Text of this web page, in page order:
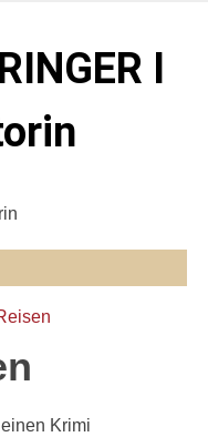
I
der Münchner Altstadt.
Krimi